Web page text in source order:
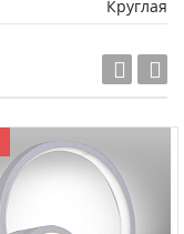
Круглая